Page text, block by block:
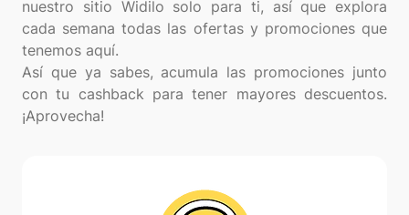
nuestro sitio Widilo solo para ti, así que explora
cada semana todas las ofertas y promociones que
tenemos aquí.
Así que ya sabes, acumula las promociones junto
con tu cashback para tener mayores descuentos.